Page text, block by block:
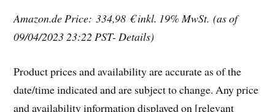
Amazon.de Price: 334,98 €inkl. 19% MwSt. (as of
09/04/2023 23:22 PST- Details)
Product prices and availability are accurate as of the
date/time indicated and are subject to change. Any price
and availability information displayed on [relevant